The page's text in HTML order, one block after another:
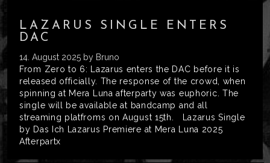
LAZARUS SINGLE ENTERS
DAC
14. August 2025 by Bruno
From Zero to 6: Lazarus enters the DAC before it is
released officially. The response of the crowd, when
spinning at Mera Luna afterparty was euphoric. The
single will be available at bandcamp and all
streaming platfroms on August 15th. Lazarus Single
by Das Ich Lazarus Premiere at Mera Luna 2025
Afterpartx